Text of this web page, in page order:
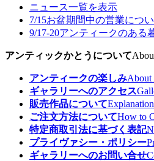
ニュース一覧を表示
7/15お盆期間中の営業につ
9/17-20アンティークのある
アンティックかとうについて
アンティークの楽しみAbout
ギャラリーへのアクセス
販売作品についてExplanation
ご注文方法についてHow to
特定商取引法に基づく表記
プライヴァシー・ポリシー
ギャラリーへのお問い合せ